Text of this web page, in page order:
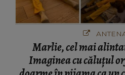
Marlie, cel mai
Imaginea cu căluțul